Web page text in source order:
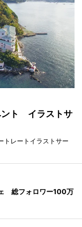
ント イラストサ
トレートイラストサー
総フォロワー100万